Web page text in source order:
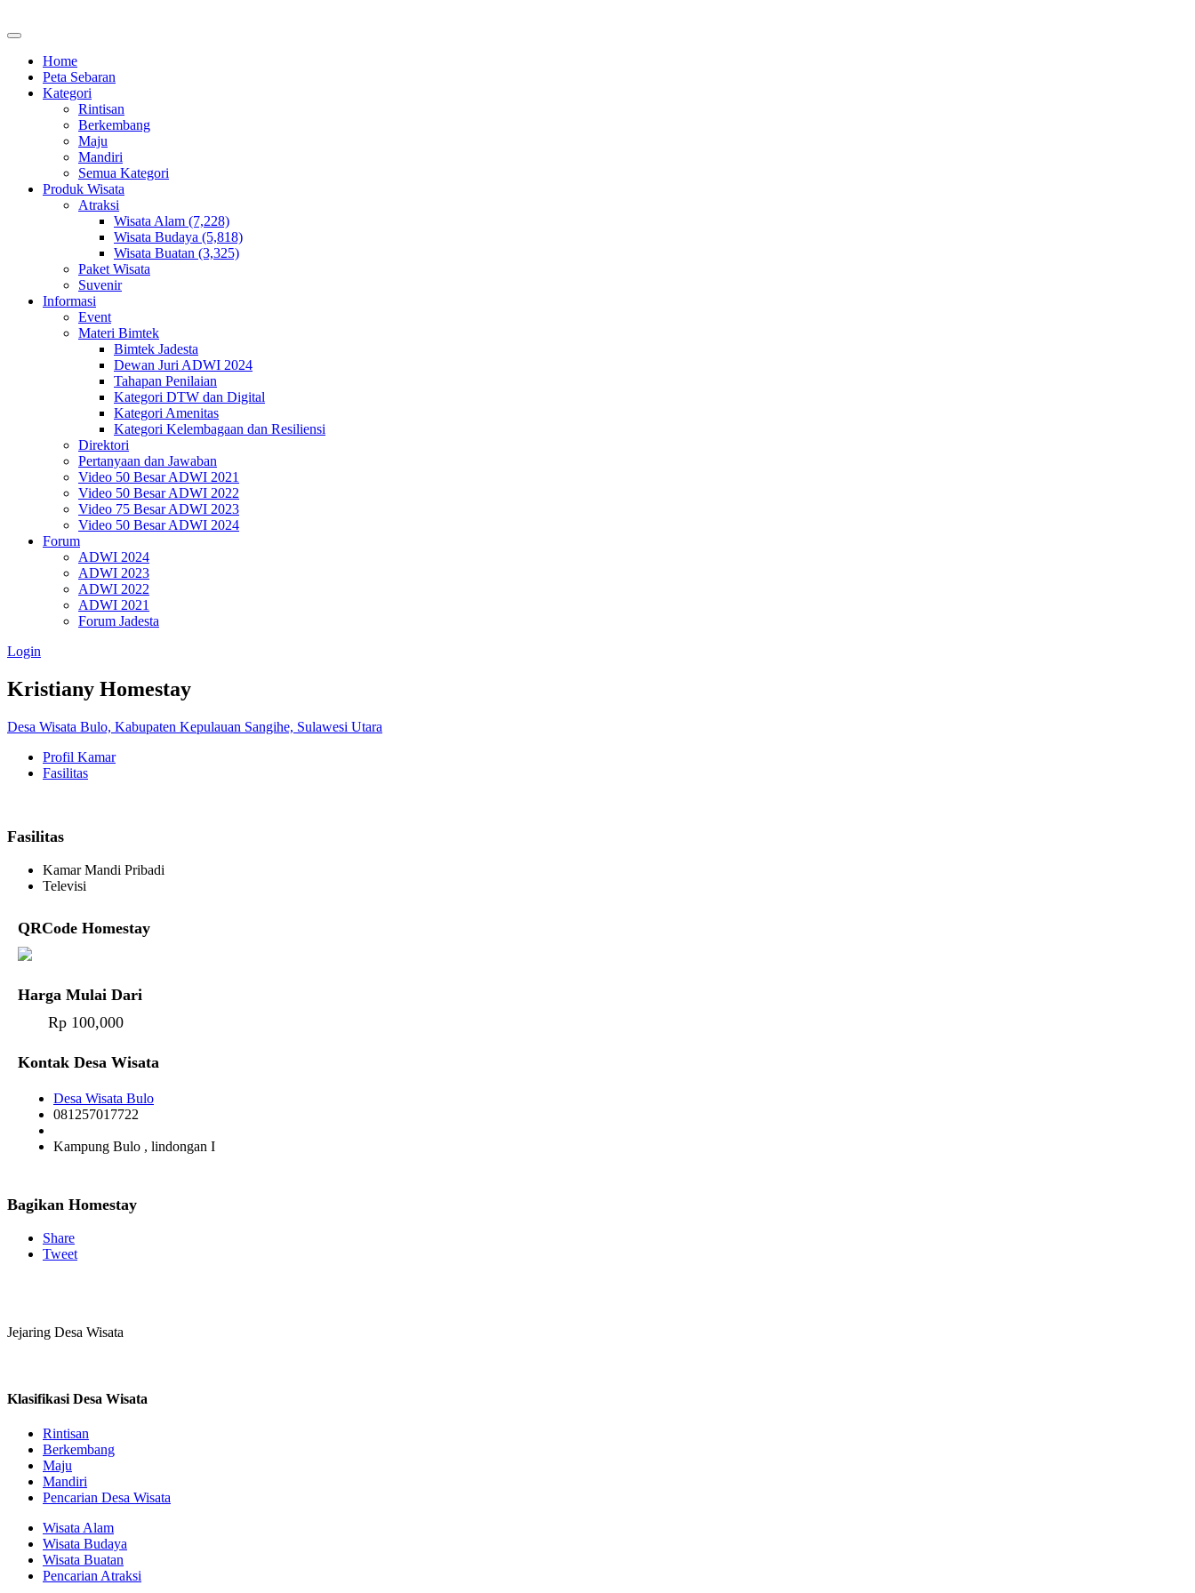
Home
Peta Sebaran
Kategori
Rintisan
Berkembang
Maju
Mandiri
Semua Kategori
Produk Wisata
Atraksi
Wisata Alam (7,228)
Wisata Budaya (5,818)
Wisata Buatan (3,325)
Paket Wisata
Suvenir
Informasi
Event
Materi Bimtek
Bimtek Jadesta
Dewan Juri ADWI 2024
Tahapan Penilaian
Kategori DTW dan Digital
Kategori Amenitas
Kategori Kelembagaan dan Resiliensi
Direktori
Pertanyaan dan Jawaban
Video 50 Besar ADWI 2021
Video 50 Besar ADWI 2022
Video 75 Besar ADWI 2023
Video 50 Besar ADWI 2024
Forum
ADWI 2024
ADWI 2023
ADWI 2022
ADWI 2021
Forum Jadesta
Login
Kristiany Homestay
Desa Wisata Bulo, Kabupaten Kepulauan Sangihe, Sulawesi Utara
Profil Kamar
Fasilitas
Fasilitas
Kamar Mandi Pribadi
Televisi
QRCode Homestay
Harga Mulai Dari
Rp 100,000
Kontak Desa Wisata
Desa Wisata Bulo
081257017722
Kampung Bulo , lindongan I
Bagikan Homestay
Share
Tweet
Jejaring Desa Wisata
Klasifikasi Desa Wisata
Rintisan
Berkembang
Maju
Mandiri
Pencarian Desa Wisata
Wisata Alam
Wisata Budaya
Wisata Buatan
Pencarian Atraksi